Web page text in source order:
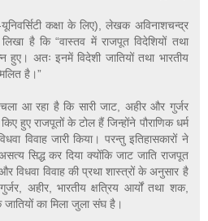
यूनिवर्सिटी कक्षा के लिए), लेखक अविनाशचन्द्र
है कि “वास्तव में राजपूत विदेशियों तथा
हुए। अतः इनमें विदेशी जातियों तथा भारतीय
है।”
आ रहा है कि सारी जाट, अहीर और गुर्जर
हुए राजपूतों के टोल हैं जिन्होंने पौराणिक धर्म
विवाह जारी किया। परन्तु इतिहासकारों ने
सिद्ध कर दिया क्योंकि जाट जाति राजपूत
विधवा विवाह की प्रथा शास्त्रों के अनुसार है
अहीर, भारतीय क्षत्रिय आर्यों तथा शक,
का मिला जुला संघ है।